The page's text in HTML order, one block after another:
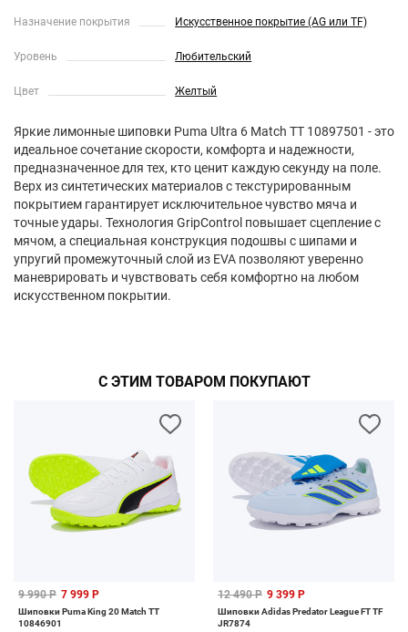
Назначение покрытия Искусственное покрытие (AG или TF)
Уровень Любительский
Цвет Желтый
Яркие лимонные шиповки Puma Ultra 6 Match TT 10897501 - это
идеальное сочетание скорости, комфорта и надежности,
предназначенное для тех, кто ценит каждую секунду на поле.
Верх из синтетических материалов с текстурированным
покрытием гарантирует исключительное чувство мяча и
точные удары. Технология GripControl повышает сцепление с
мячом, а специальная конструкция подошвы с шипами и
упругий промежуточный слой из EVA позволяют уверенно
маневрировать и чувствовать себя комфортно на любом
искусственном покрытии.
С ЭТИМ ТОВАРОМ ПОКУПАЮТ
9 990 Р 7 999 Р
Шиповки Puma King 20 Match TT
10846901
12 490 Р 9 399 Р
Шиповки Adidas Predator League FT TF
JR7874